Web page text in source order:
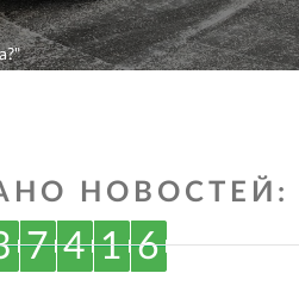
НОВОСТЕЙ:
7 4 1 6